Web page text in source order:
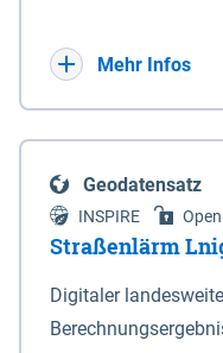
(DTK) im Maßstab
verkleinerte
projizierte
Terrestrischen
der Universalen
bezogen auf die
(Anlage 4);
Mehr Infos
Geodatensatz
INSPIRE
Straßenlärm
Digitaler